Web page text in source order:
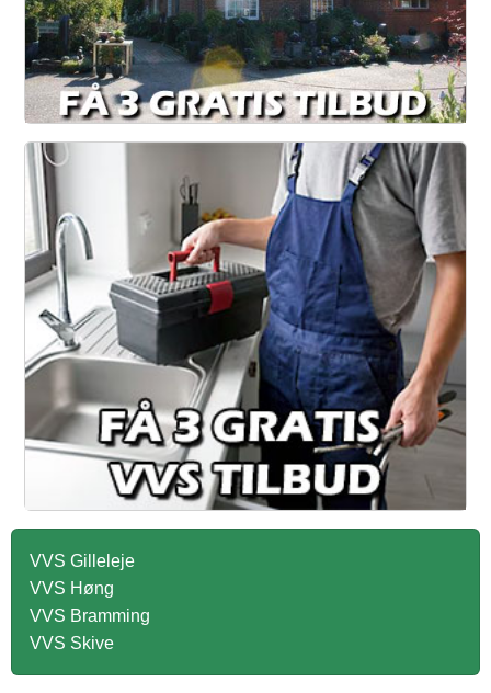
VVS Gilleleje
VVS Høng
VVS Bramming
VVS Skive